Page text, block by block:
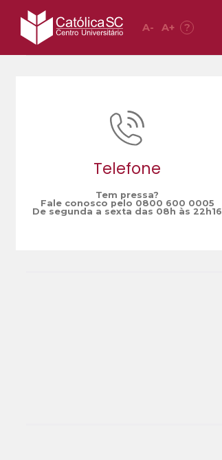
A- A+ ?
Home Estágio obrigatório
Telefone
Tem pressa?
Fale conosco pelo 0800 600 0005
De segunda a sexta das 08h às 22h16